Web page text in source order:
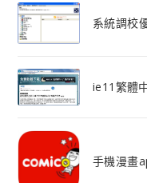
系統調校
ie11繁體
手機漫畫